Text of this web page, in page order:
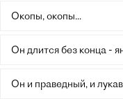
Окопы, окопы...
Он длится без конца -
Он и праведный, и